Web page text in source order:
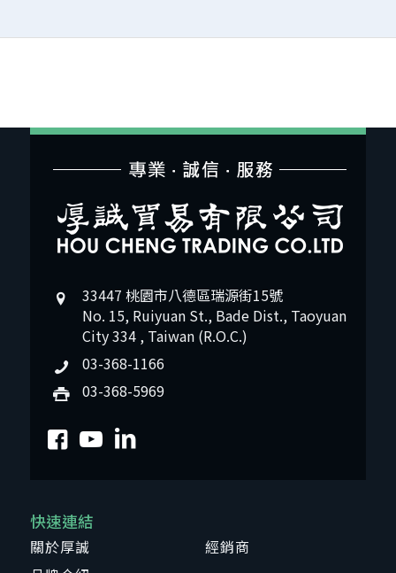
33447 桃園市八德區瑞源街15號
No. 15, Ruiyuan St., Bade Dist., Taoyuan
City 334 , Taiwan (R.O.C.)
03-368-1166
03-368-5969
快速連結
關於厚誠
經銷商